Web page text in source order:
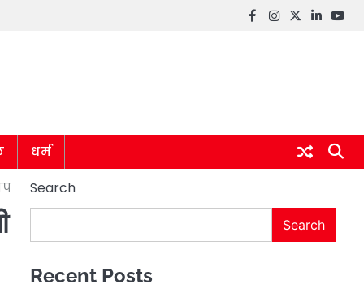
Facebook
instagram
twitter
linkedin
धर्म
Search
Search
Recent Posts